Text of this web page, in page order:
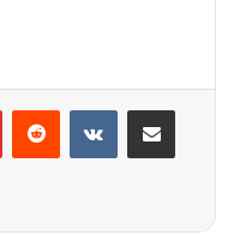
PinterestReddit VKontaktePartager par email